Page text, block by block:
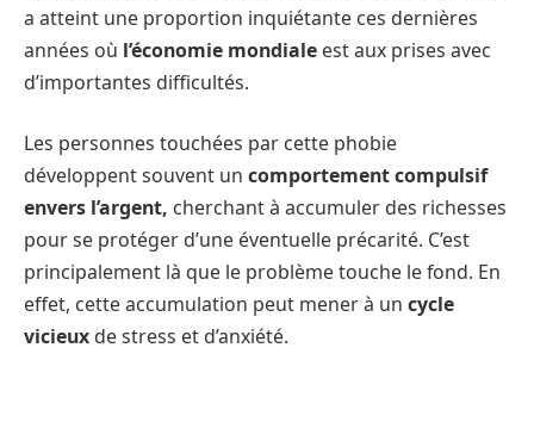
a atteint une proportion inquiétante ces dernières
années où l’économie mondiale est aux prises avec
d’importantes difficultés.
Les personnes touchées par cette phobie
développent souvent un comportement compulsif
envers l’argent, cherchant à accumuler des richesses
pour se protéger d’une éventuelle précarité. C’est
principalement là que le problème touche le fond. En
effet, cette accumulation peut mener à un cycle
vicieux de stress et d’anxiété.